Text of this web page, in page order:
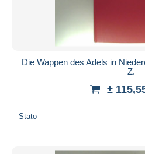
Die Wappen des Adels in
Z.
±
Stato